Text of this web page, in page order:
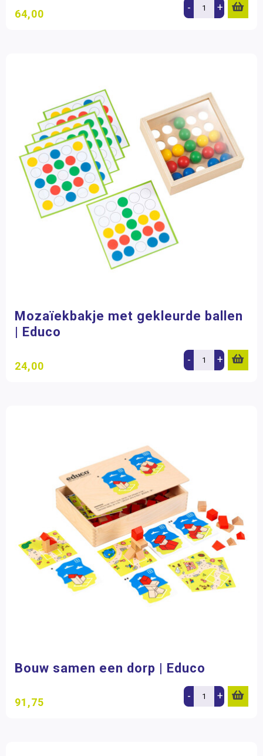
64,00 - +
Mozaïekbakje met gekleurde ballen
| Educo
24,00 - +
Bouw samen een dorp | Educo
91,75 - +